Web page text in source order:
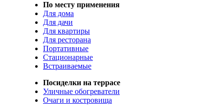
По месту применения
Для дома
Для дачи
Для квартиры
Для ресторана
Портативные
Стационарные
Встраиваемые
Посиделки на террасе
Уличные обогреватели
Очаги и костровища